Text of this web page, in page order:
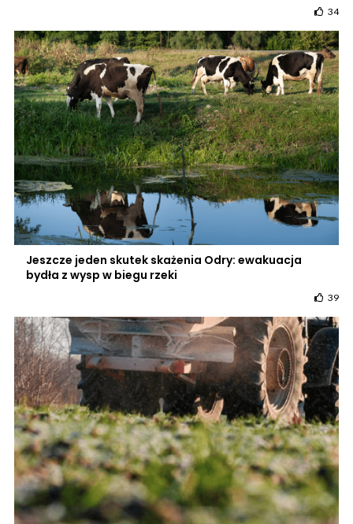
34
Jeszcze jeden skutek skażenia Odry: ewakuacja
bydła z wysp w biegu rzeki
39